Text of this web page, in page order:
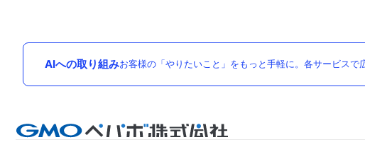
AIへの取り組みお客様の「やりたいこと」をもっと手軽に。各サービスで